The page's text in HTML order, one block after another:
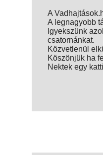
A
A legnagyobb
Igyekszünk
csatornánkat.
Közvetlenül
Köszönjük ha
Nektek egy